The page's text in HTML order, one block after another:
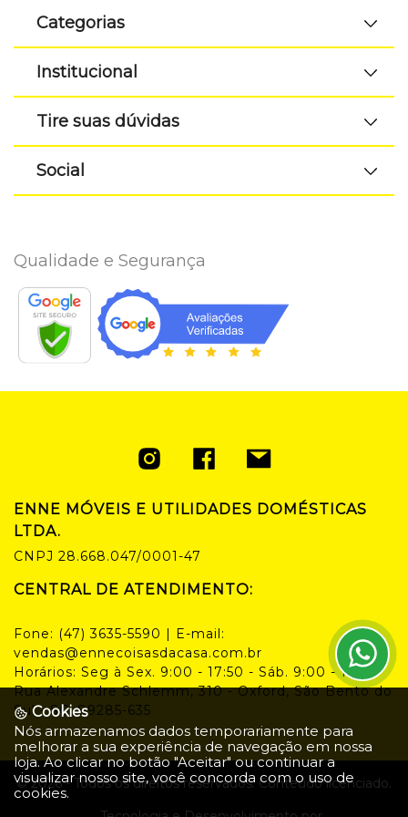
Categorias
Institucional
Tire suas dúvidas
Social
Qualidade e Segurança
ENNE MÓVEIS E UTILIDADES DOMÉSTICAS
LTDA.
CNPJ 28.668.047/0001-47
CENTRAL DE ATENDIMENTO:
Fone: (47) 3635-5590 | E-mail:
vendas@ennecoisasdacasa.com.br
Horários: Seg à Sex. 9:00 - 17:50 - Sáb. 9:00 - 14:00
Rua Alexandre Schlemm, 310 - Oxford, São Bento do
Sul - SC, 89285-635
©2026- Todos os direitos reservados. Conteúdo licenciado.
Cookies
Nós armazenamos dados temporariamente para
melhorar a sua experiência de navegação em nossa
loja. Ao clicar no botão "Aceitar" ou continuar a
visualizar nosso site, você concorda com o uso de
cookies.